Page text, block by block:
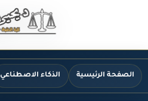
الصفحة الرئيسية الذكاء الاصطناعي